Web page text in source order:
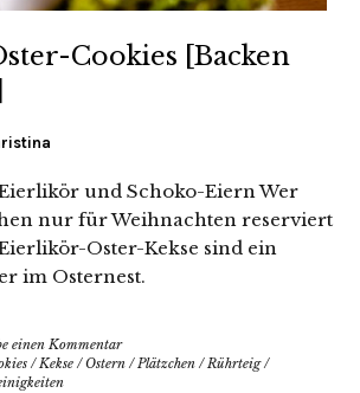
Cookies [Backen
und Schoko-Eiern Wer
nur für Weihnachten reserviert
Oster-Kekse sind ein
im Osternest.
einen Kommentar
/Kekse /Ostern /Plätzchen /Rührteig/